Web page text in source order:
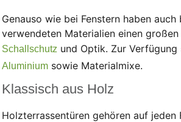
Genauso wie bei Fenstern haben
verwendeten Materialien einen
Schallschutz und Optik. Zur Verfügung
Aluminium sowie Materialmixe.
Klassisch aus Holz
Holzterrassentüren gehören auf